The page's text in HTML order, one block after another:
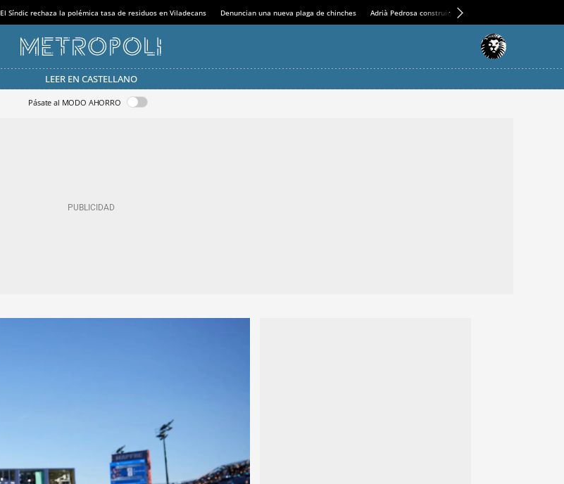
El Síndic rechaza la polémica tasa de residuos en Viladecans Denuncian una nueva plaga de chinches Adrià Pedrosa construirá la nueva residencia en el
LEER EN CASTELLANO
Pásate al MODO AHORRO